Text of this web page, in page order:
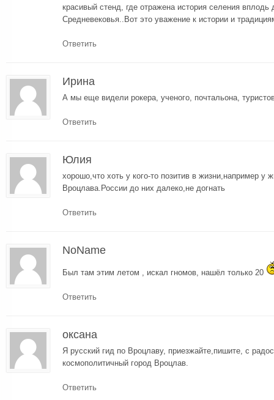
красивый стенд, где отражена история селения вплодь
Средневековья..Вот это уважение к истории и
Ответить
Ирина
А мы еще видели рокера, ученого, почтальона,
Ответить
Юлия
хорошо,что хоть у кого-то позитив в жизни,например у
Вроцлава.России до них далеко,не догнать
Ответить
NoName
Был там этим летом , искал гномов, нашёл только 20
Ответить
оксана
Я русский гид по Вроцлаву, приезжайте,пишите, с
космополитичный город Вроцлав.
Ответить